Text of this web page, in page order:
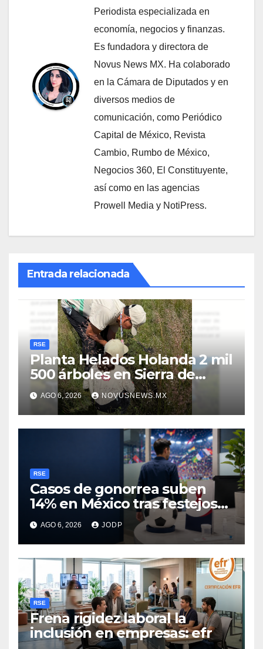
Periodista especializada en
economía, negocios y finanzas.
Es fundadora y directora de
Novus News MX. Ha colaborado
en la Cámara de Diputados y en
diversos medios de
comunicación, como Periódico
Capital de México, Revista
Cambio, Rumbo de México,
Negocios 360, El Constituyente,
así como en las agencias
Prowell Media y NotiPress.
Entrada relacionada
RSE
Planta Helados Holanda 2 mil
500 árboles en Sierra de
Guadalupe
AGO 6, 2026 NOVUSNEWS.MX
RSE
Casos de gonorrea suben
14% en México tras festejos
futboleros: Fundación MSI
AGO 6, 2026 JODP
RSE
Frena rigidez laboral la
inclusión en empresas: efr